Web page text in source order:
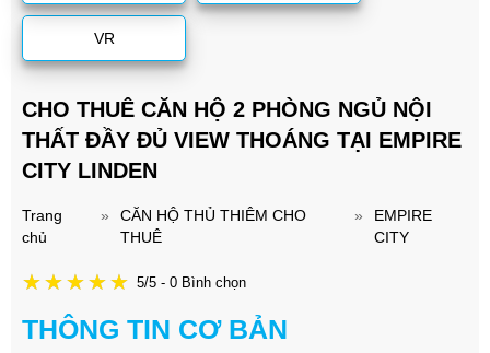
VR
CHO THUÊ CĂN HỘ 2 PHÒNG NGỦ NỘI
THẤT ĐẦY ĐỦ VIEW THOÁNG TẠI EMPIRE
CITY LINDEN
Trang
chủ
»
CĂN HỘ THỦ THIÊM CHO
THUÊ
»
EMPIRE
CITY
5/5 - 0 Bình chọn
THÔNG TIN CƠ BẢN